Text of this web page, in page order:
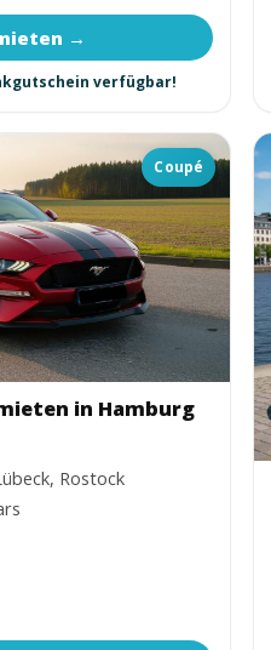
→
verfügbar!
Coupé
in Hamburg
Rostock